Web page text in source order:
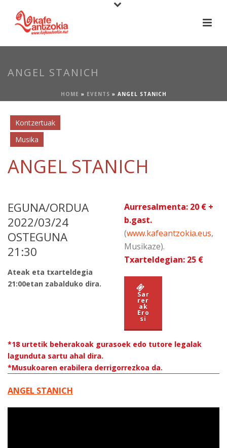
ANGEL STANICH
HOME » EVENTS » ANGEL STANICH
Kontzertuak
Musika
ANGEL STANICH
EGUNA/ORDUA
2022/03/24
OSTEGUNA
21:30
Ateak eta txarteldegia
21:00etan zabalduko dira.
Aurresalmenta: 20 € +
b.gast.
(www.kafeantzokia.eus,
Musikaze).
Txarteldegian: 25 €
Sar
rer
ak
Ero
si
*18 urtetik beherakoak gurasoek edo tutore legalak
lagunduta sartu ahal dira.
*Musukoaren erabilera derrigorrezkoa da.
ANGEL STANICH